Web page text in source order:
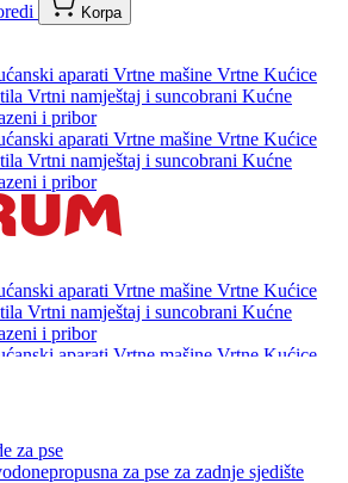
Korpa
aparati Vrtne mašine Vrtne Kućice
Vrtni namještaj i suncobrani Kućne
i pribor
aparati Vrtne mašine Vrtne Kućice
Vrtni namještaj i suncobrani Kućne
i pribor
aparati Vrtne mašine Vrtne Kućice
Vrtni namještaj i suncobrani Kućne
i pribor
aparati Vrtne mašine Vrtne Kućice
za pse
za pse za zadnje sjedište